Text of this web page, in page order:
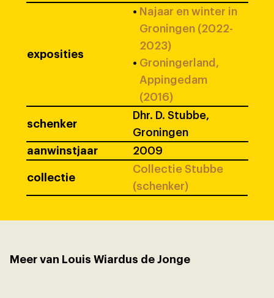
exposities
• Najaar en winter in
Groningen (2022-
2023)
• Groningerland,
Appingedam
(2016)
schenker
Dhr. D. Stubbe,
Groningen
aanwinstjaar
2009
collectie
Collectie Stubbe
(schenker)
Meer van Louis Wiardus de Jonge